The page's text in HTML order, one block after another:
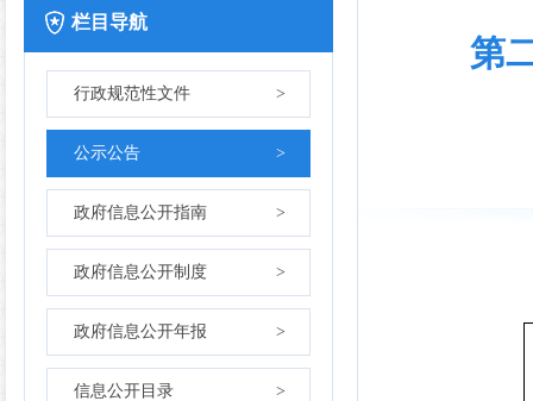
栏目导航
行政规范性文件 >
公示公告 >
政府信息公开指南 >
政府信息公开制度 >
政府信息公开年报 >
信息公开目录 >
第